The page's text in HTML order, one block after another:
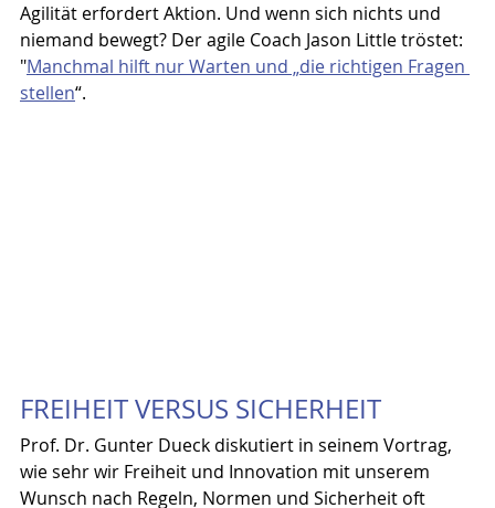
Agilität erfordert Aktion. Und wenn sich nichts und
niemand bewegt? Der agile Coach Jason Little tröstet:
"Manchmal hilft nur Warten und „die richtigen Fragen
stellen“.
FREIHEIT VERSUS SICHERHEIT
Prof. Dr. Gunter Dueck diskutiert in seinem Vortrag,
wie sehr wir Freiheit und Innovation mit unserem
Wunsch nach Regeln, Normen und Sicherheit oft